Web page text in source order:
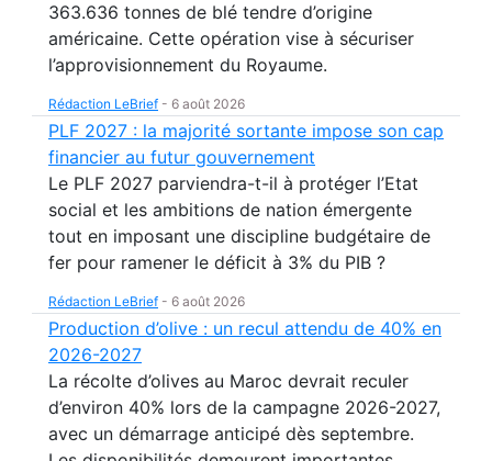
363.636 tonnes de blé tendre d’origine
américaine. Cette opération vise à sécuriser
l’approvisionnement du Royaume.
Rédaction LeBrief - 6 août 2026
PLF 2027 : la majorité sortante impose son cap
financier au futur gouvernement
Le PLF 2027 parviendra-t-il à protéger l’Etat
social et les ambitions de nation émergente
tout en imposant une discipline budgétaire de
fer pour ramener le déficit à 3% du PIB ?
Rédaction LeBrief - 6 août 2026
Production d’olive : un recul attendu de 40% en
2026-2027
La récolte d’olives au Maroc devrait reculer
d’environ 40% lors de la campagne 2026-2027,
avec un démarrage anticipé dès septembre.